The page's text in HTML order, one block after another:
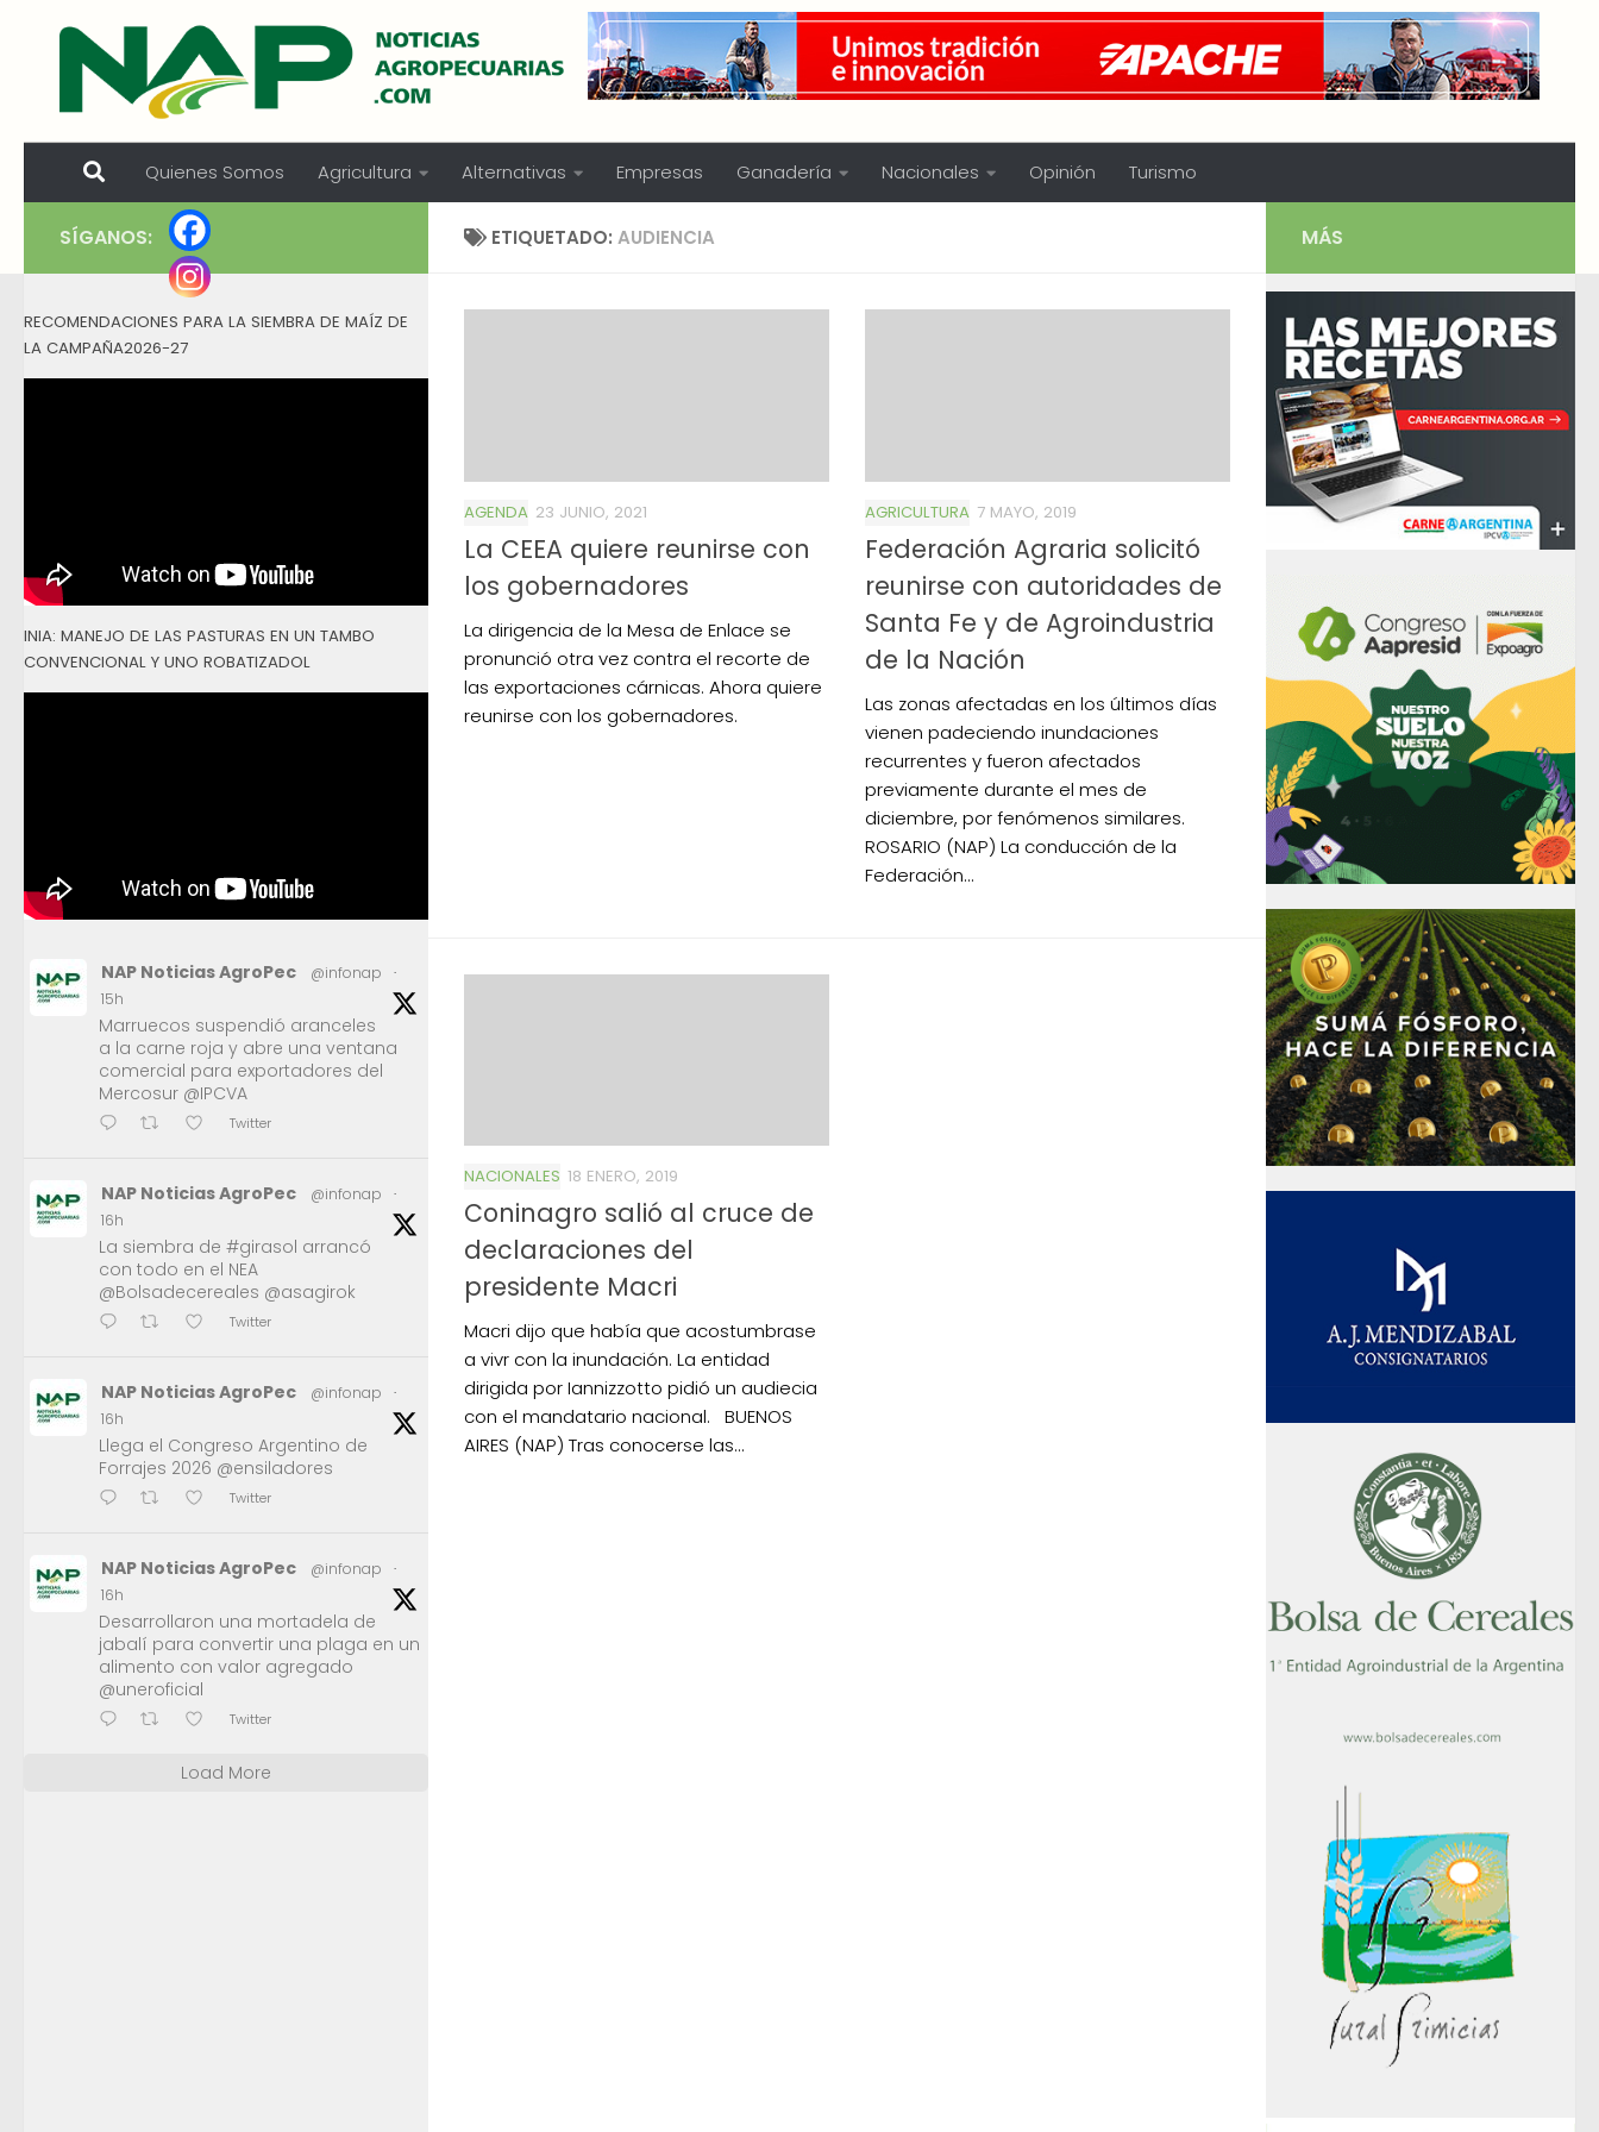
Skip to content
Quienes Somos Agricultura Alternativas Empresas Ganadería Nacionales Opinión Turismo
ETIQUETADO:AUDIENCIA
AGENDA 23 JUNIO, 2021
La CEEA quiere reunirse con
los gobernadores
La dirigencia de la Mesa de Enlace se
pronunció otra vez contra el recorte de
las exportaciones cárnicas. Ahora quiere
reunirse con los gobernadores.
AGRICULTURA 7 MAYO, 2019
Federación Agraria solicitó
reunirse con autoridades de
Santa Fe y de Agroindustria
de la Nación
Las zonas afectadas en los últimos días
vienen padeciendo inundaciones
recurrentes y fueron afectados
previamente durante el mes de
diciembre, por fenómenos similares.
ROSARIO (NAP) La conducción de la
Federación...
NACIONALES 18 ENERO, 2019
Coninagro salió al cruce de
declaraciones del
presidente Macri
Macri dijo que había que acostumbrase
a vivr con la inundación. La entidad
dirigida por Iannizzotto pidió un audiecia
con el mandatario nacional. BUENOS
AIRES (NAP) Tras conocerse las...
SÍGANOS:
RECOMENDACIONES PARA LA SIEMBRA DE MAÍZ DE
LA CAMPAÑA2026-27
INIA: MANEJO DE LAS PASTURAS EN UN TAMBO
CONVENCIONAL Y UNO ROBATIZADOL
NAP Noticias AgroPec @infonap
·
15h
Marruecos suspendió aranceles
a la carne roja y abre una ventana
comercial para exportadores del
Mercosur @IPCVA
Twitter
NAP Noticias AgroPec @infonap
·
16h
La siembra de #girasol arrancó
con todo en el NEA
@Bolsadecereales @asagirok
Twitter
NAP Noticias AgroPec @infonap
·
16h
Llega el Congreso Argentino de
Forrajes 2026 @ensiladores
Twitter
NAP Noticias AgroPec @infonap
·
16h
Desarrollaron una mortadela de
jabalí para convertir una plaga en un
alimento con valor agregado
@uneroficial
Twitter
Load More
MÁS